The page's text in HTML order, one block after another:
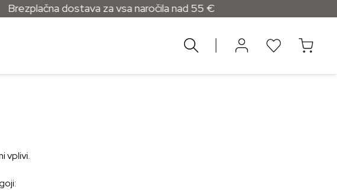
dostava za vsa naročila nad 55 €
vplivi.